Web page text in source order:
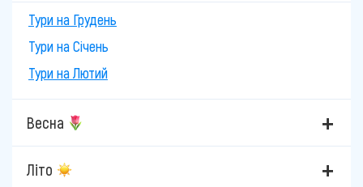
Тури на Грудень
Тури на Січень
Тури на Лютий
Весна
Літо